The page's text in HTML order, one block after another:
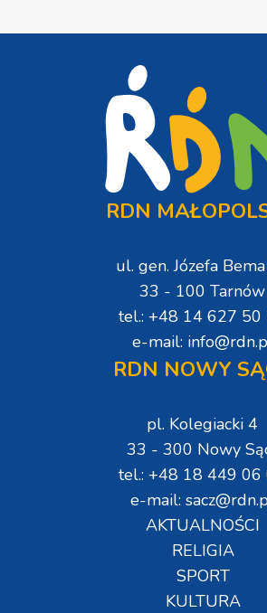
RDN
ul. gen. Józefa
33 - 100 Tarnów
tel.: +48 14 627 50
e-mail:
RDN NOWY
pl. Kolegiacki 4
33 - 300 Nowy
tel.: +48 18 449 06
e-mail:
AKTUALNOŚCI
RELIGIA
SPORT
KULTURA